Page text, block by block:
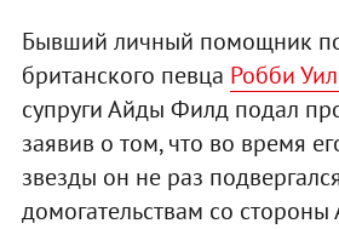
Бывший личный помощник
британского певца Робби
супруги Айды Филд подал
заявив о том, что во время
звезды он не раз
домогательствам со